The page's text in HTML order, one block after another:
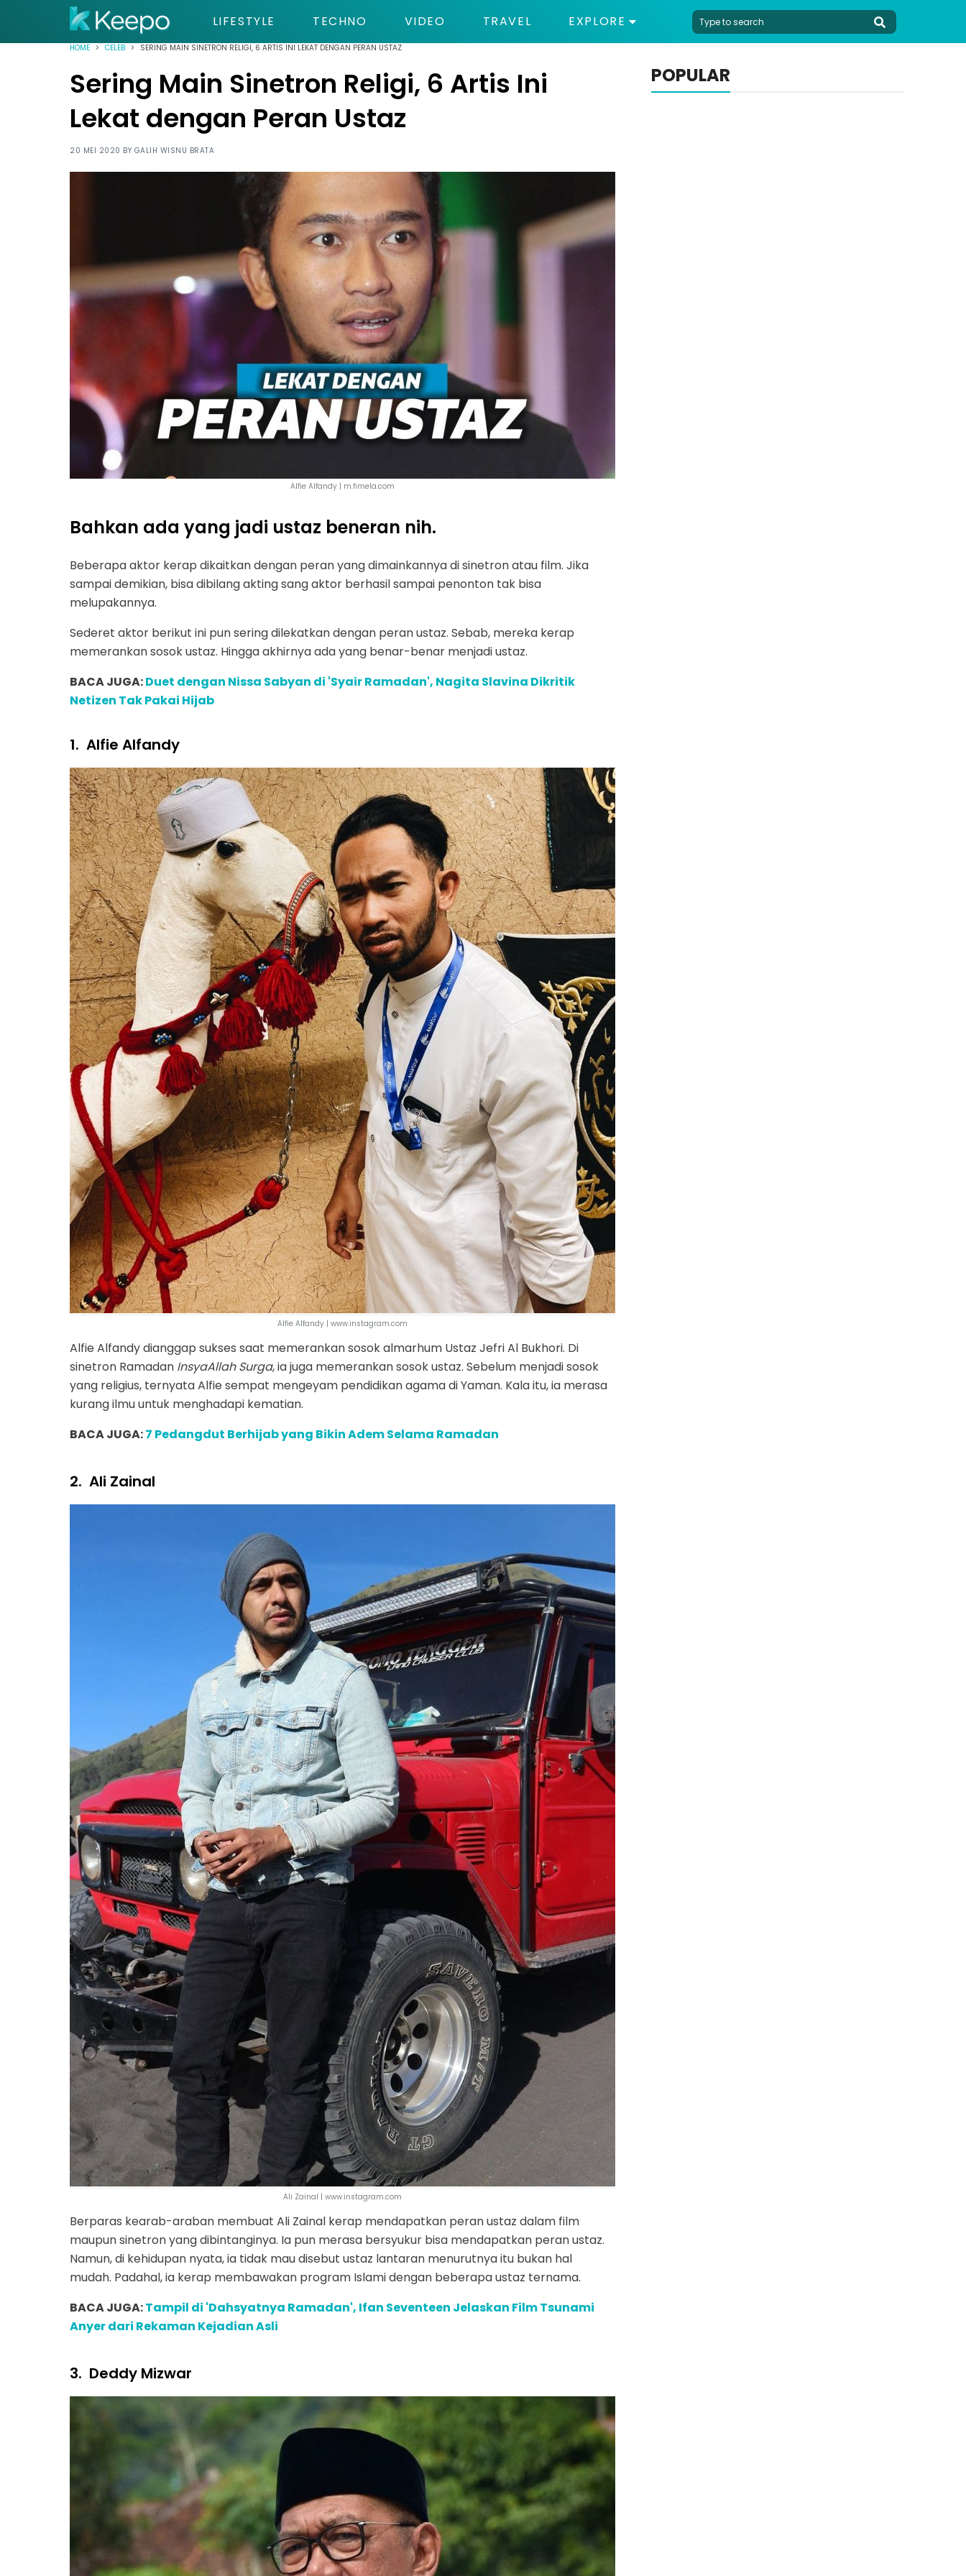
LIFESTYLE TECHNO VIDEO TRAVEL EXPLORE
HOME CELEB SERING MAIN SINETRON RELIGI, 6 ARTIS INI LEKAT DENGAN PERAN USTAZ
Sering Main Sinetron Religi, 6 Artis Ini
Lekat dengan Peran Ustaz
20 MEI 2020 BY GALIH WISNU BRATA
Alfie Alfandy | m.fimela.com
Bahkan ada yang jadi ustaz beneran nih.
Beberapa aktor kerap dikaitkan dengan peran yang dimainkannya di sinetron atau film. Jika
sampai demikian, bisa dibilang akting sang aktor berhasil sampai penonton tak bisa
melupakannya.
Sederet aktor berikut ini pun sering dilekatkan dengan peran ustaz. Sebab, mereka kerap
memerankan sosok ustaz. Hingga akhirnya ada yang benar-benar menjadi ustaz.
BACA JUGA:Duet dengan Nissa Sabyan di 'Syair Ramadan', Nagita Slavina Dikritik
Netizen Tak Pakai Hijab
1. Alfie Alfandy
Alfie Alfandy | www.instagram.com
Alfie Alfandy dianggap sukses saat memerankan sosok almarhum Ustaz Jefri Al Bukhori. Di
sinetron Ramadan InsyaAllah Surga, ia juga memerankan sosok ustaz. Sebelum menjadi sosok
yang religius, ternyata Alfie sempat mengeyam pendidikan agama di Yaman. Kala itu, ia merasa
kurang ilmu untuk menghadapi kematian.
BACA JUGA:7 Pedangdut Berhijab yang Bikin Adem Selama Ramadan
2. Ali Zainal
Ali Zainal | www.instagram.com
Berparas kearab-araban membuat Ali Zainal kerap mendapatkan peran ustaz dalam film
maupun sinetron yang dibintanginya. Ia pun merasa bersyukur bisa mendapatkan peran ustaz.
Namun, di kehidupan nyata, ia tidak mau disebut ustaz lantaran menurutnya itu bukan hal
mudah. Padahal, ia kerap membawakan program Islami dengan beberapa ustaz ternama.
BACA JUGA:Tampil di 'Dahsyatnya Ramadan', Ifan Seventeen Jelaskan Film Tsunami
Anyer dari Rekaman Kejadian Asli
3. Deddy Mizwar
POPULAR